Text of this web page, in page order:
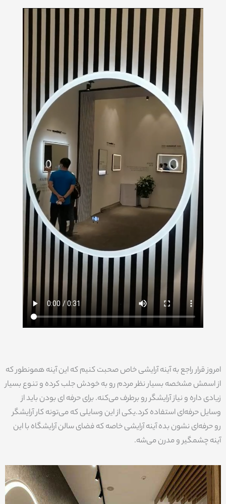
امروز قرار راجع به آینه آرایشی خاص صحبت کنیم که این آینه همونطور که
از اسمش مشخصه بسیار نظر مردم رو به خودش جلب کرده و تنوع بسیار
زیادی داره و نیاز آرایشگر رو برطرف می‌کنه. برای حرفه ای بودن باید از
وسایل حرفه‌ای استفاده کرد.یکی از این وسایلی که می‌تونه کار آرایشگر
رو حرفه‌ای نشون بده آینه آرایشی خاصه که فضای سالن آرایشگاه با این
آینه چشمگیر و مدرن می‌شه.